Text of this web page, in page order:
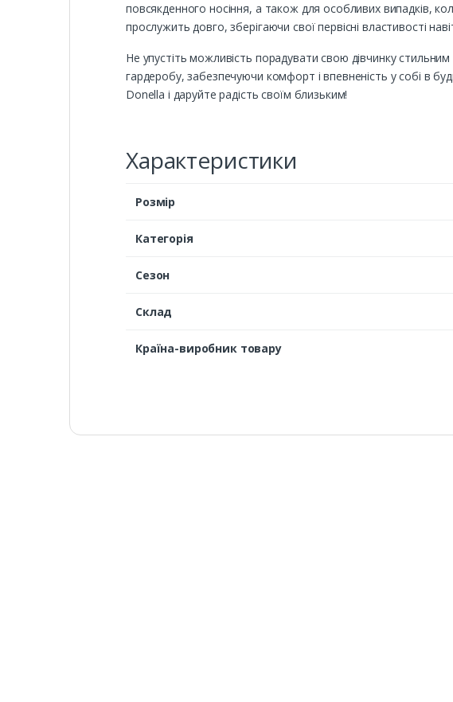
повсякденного носіння, а також для особливих випадків,
прослужить довго, зберігаючи свої первісні властивості
Не упустіть можливість порадувати свою дівчинку
гардеробу, забезпечуючи комфорт і впевненість у собі в
Donella і даруйте радість своїм близьким!
Характеристики
Розмір
Категорія
Сезон
Cклад
Країна-виробник товару